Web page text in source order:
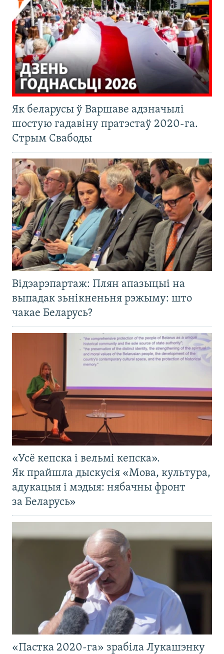
Як беларусы ў Варшаве адзначылі
шостую гадавіну пратэстаў 2020-га.
Стрым Свабоды
Відэарэпартаж: Плян апазыцыі на
выпадак зьнікненьня рэжыму: што
чакае Беларусь?
«Усё кепска і вельмі кепска».
Як прайшла дыскусія «Мова, культура,
адукацыя і мэдыя: нябачны фронт
за Беларусь»
«Пастка 2020-га» зрабіла Лукашэнку